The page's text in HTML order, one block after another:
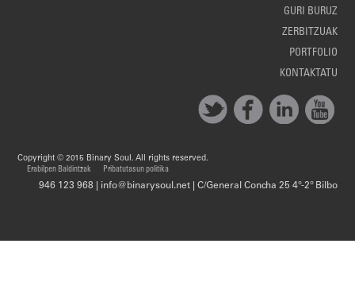
GURI BURUZ
ZERBITZUAK
PORTFOLIO
KONTAKTATU
Copyright © 2015 Binary Soul. All rights reserved.
Erabilpen Baldintzak
Pribatutasun politika
946 123 968 | info@binarysoul.net | C/General Concha 25 4º-2º Bilbo